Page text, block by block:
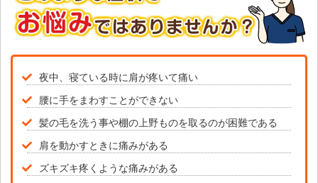
夜中、寝ている時に肩が疼いて痛い
腰に手をまわすことができない
髪の毛を洗う事や棚の上野ものを取るのが困難である
肩を動かすときに痛みがある
ズキズキ疼くような痛みがある